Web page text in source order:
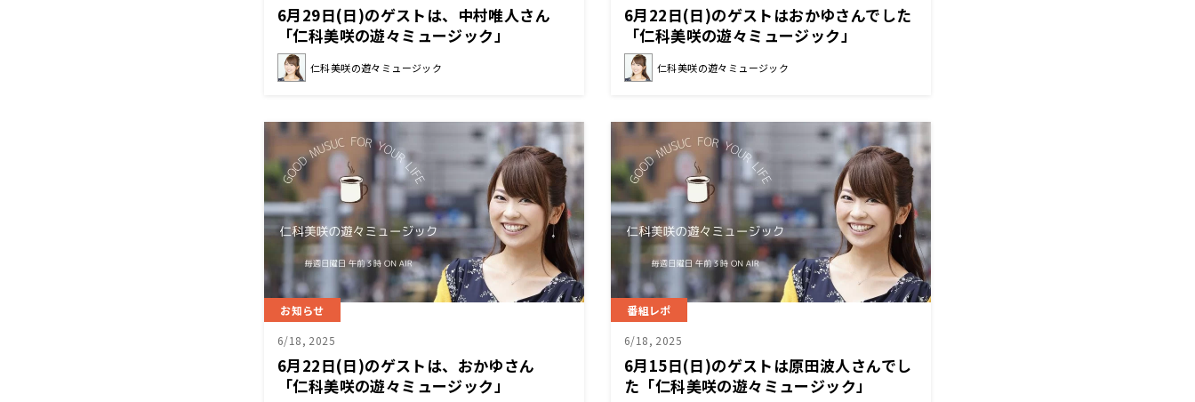
6月29日(日)のゲストは、中村唯人さん
「仁科美咲の遊々ミュージック」
仁科美咲の遊々ミュージック
6月22日(日)のゲストはおかゆさんでした
「仁科美咲の遊々ミュージック」
仁科美咲の遊々ミュージック
お知らせ
6/18, 2025
6月22日(日)のゲストは、おかゆさん
「仁科美咲の遊々ミュージック」
番組レポ
6/18, 2025
6月15日(日)のゲストは原田波人さんでし
た「仁科美咲の遊々ミュージック」